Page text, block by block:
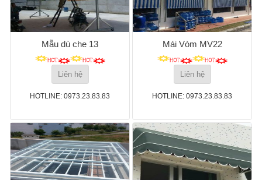
Mẫu dù che 13
Liên hệ
HOTLINE: 0973.23.83.83
Mái Vòm MV22
Liên hệ
HOTLINE: 0973.23.83.83